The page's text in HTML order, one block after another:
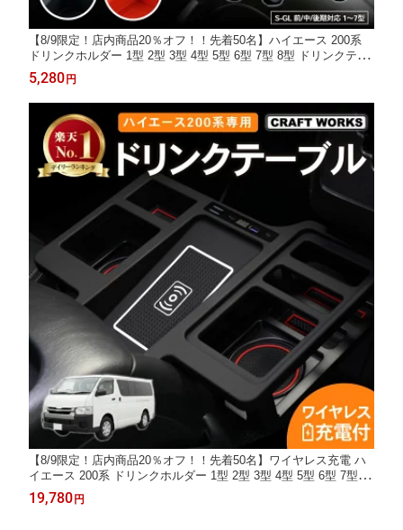
【8/9限定！店内商品20％オフ！！先着50名】ハイエース 200系
ドリンクホルダー 1型 2型 3型 4型 5型 6型 7型 8型 ドリンクテー
ブル カップテーブル コンソール カップホルダー 標準車 防水 3D
カスタム アクセサリー パーツ 専用 内装 車
5,280 円
【8/9限定！店内商品20％オフ！！先着50名】ワイヤレス充電 ハ
イエース 200系 ドリンクホルダー 1型 2型 3型 4型 5型 6型 7型 8
型 カップホルダー 充電 ワイヤレス トレイ ドリンクテーブル カ
ップテーブル コンソール 標準車 内装 センターコンソール カスタ
19,780 円